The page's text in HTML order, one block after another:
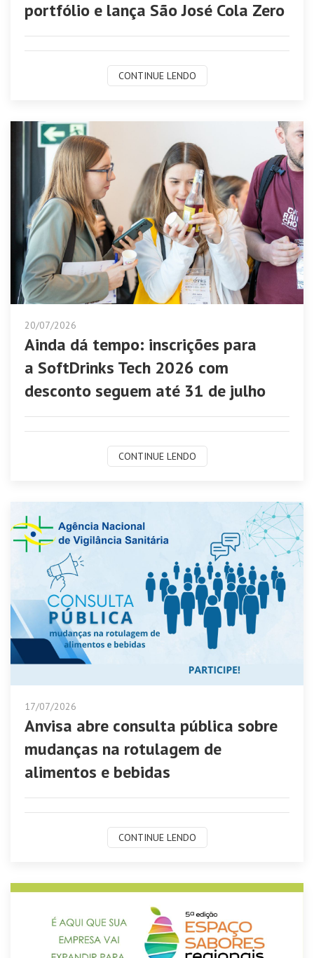
portfólio e lança São José Cola Zero
CONTINUE LENDO
20/07/2026
Ainda dá tempo: inscrições para
a SoftDrinks Tech 2026 com
desconto seguem até 31 de julho
CONTINUE LENDO
17/07/2026
Anvisa abre consulta pública sobre
mudanças na rotulagem de
alimentos e bebidas
CONTINUE LENDO